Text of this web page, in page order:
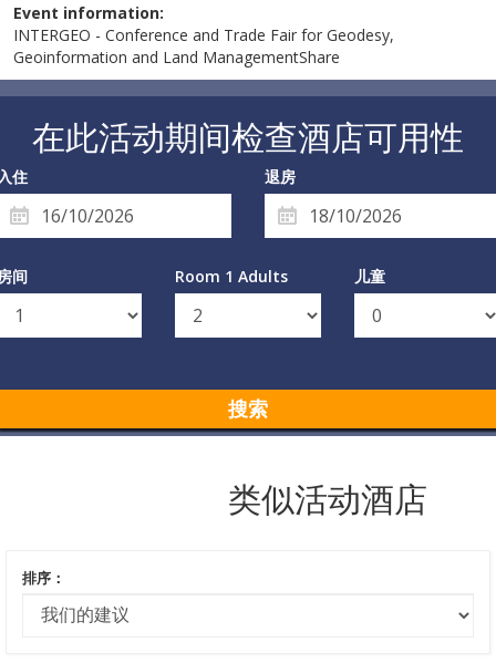
Event information:
INTERGEO - Conference and Trade Fair for Geodesy,
Geoinformation and Land ManagementShare
在此活动期间检查酒店可用性
住 退房
间 Room 1 Adults 儿童
搜索
类似活动酒店
排序：